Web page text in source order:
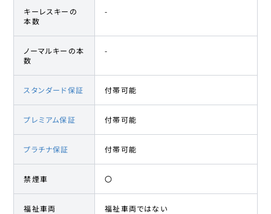
キーレスキーの
本数
-
ノーマルキーの本
数
-
スタンダード保証 付帯可能
プレミアム保証 付帯可能
プラチナ保証 付帯可能
禁煙車 〇
福祉車両 福祉車両ではない